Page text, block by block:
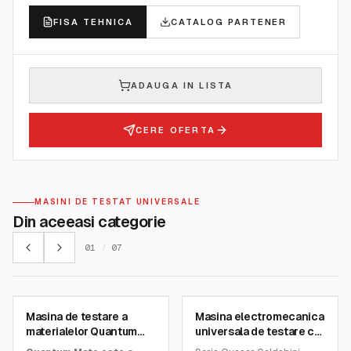
FISA TEHNICA CATALOG PARTENER
ADAUGA IN LISTA
CERE OFERTA
MASINI DE TESTAT UNIVERSALE
Din aceeasi categorie
01 / 07
SKU:MATE
Masina de testare a
materialelor Quantum
Mate - Galdabini
SKU:Quasar2000kN
Masina electromecanica
universala de testare cu
doua coloane